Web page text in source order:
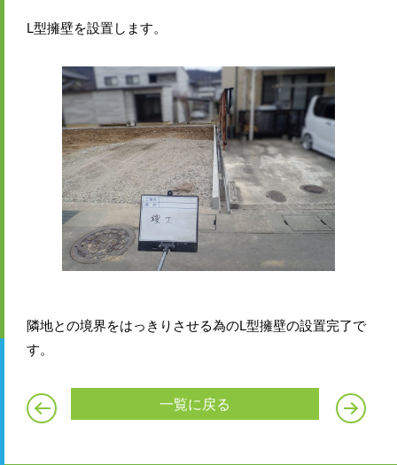
L型擁壁を設置します。
隣地との境界をはっきりさせる為のL型擁壁の設置完了で
す。
一覧に戻る